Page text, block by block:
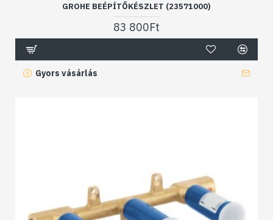
GROHE BEÉPÍTŐKÉSZLET (23571000)
83 800Ft
Gyors vásárlás